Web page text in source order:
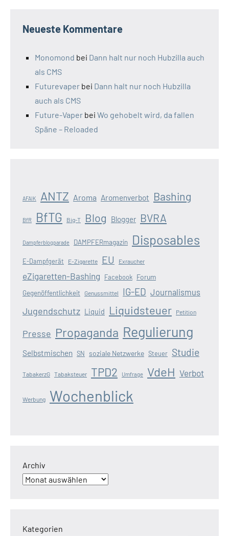
Neueste Kommentare
Monomond bei Dann halt nur noch Hubzilla auch
als CMS
Futurevaper bei Dann halt nur noch Hubzilla
auch als CMS
Future-Vaper bei Wo gehobelt wird, da fallen
Späne – Reloaded
AFAIK ANTZ Aroma Aromenverbot Bashing
BfR BfTG Big-T Blog Blogger BVRA
Dampferblogparade DAMPFERmagazin Disposables
E-Dampfgerät E-Zigarette EU Exraucher
eZigaretten-Bashing Facebook Forum
Gegenöffentlichkeit Genussmittel IG-ED Journalismus
Jugendschutz Liquid Liquidsteuer Petition
Presse Propaganda Regulierung
Selbstmischen SN soziale Netzwerke Steuer Studie
TabakerzG Tabaksteuer TPD2 Umfrage VdeH Verbot
Werbung Wochenblick
Archiv
Kategorien